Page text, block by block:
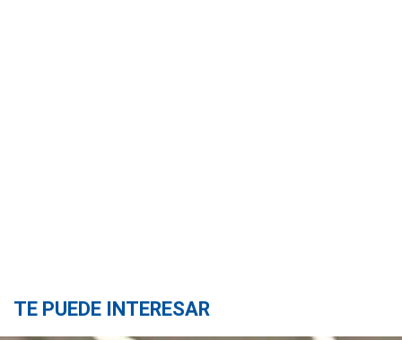
TE PUEDE INTERESAR